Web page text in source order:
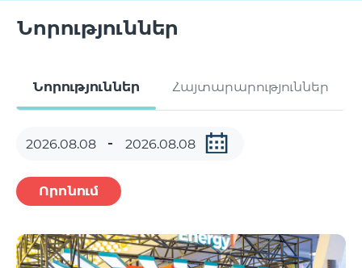
Նորություններ
Նորություններ Հայտարարություններ
Որոնում